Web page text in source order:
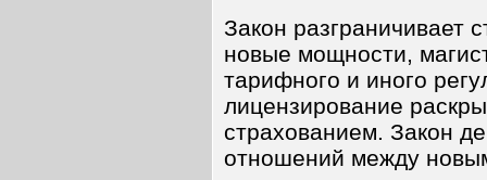
Закон разграничивает
новые мощности,
тарифного и иного
лицензирование
страхованием. Закон
отношений между